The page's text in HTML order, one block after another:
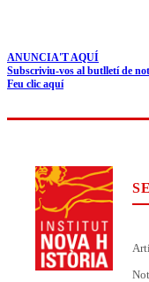
ANUNCIA'T AQUÍ
Subscriviu-vos al butlletí de
Feu clic aquí